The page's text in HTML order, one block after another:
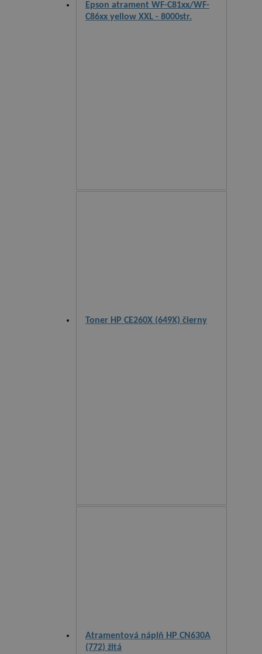
Epson atrament WF-C81xx/WF-
C86xx yellow XXL - 8000str.
Toner HP CE260X (649X) čierny
Atramentová náplň HP CN630A
(772) žltá